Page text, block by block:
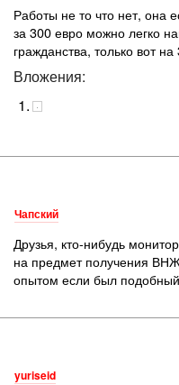
Работы не то что нет, она
за 300 евро можно легко
гражданства, только вот
Вложения:
Чапский
Друзья, кто-нибудь
на предмет получения
опытом если был
yuriseid